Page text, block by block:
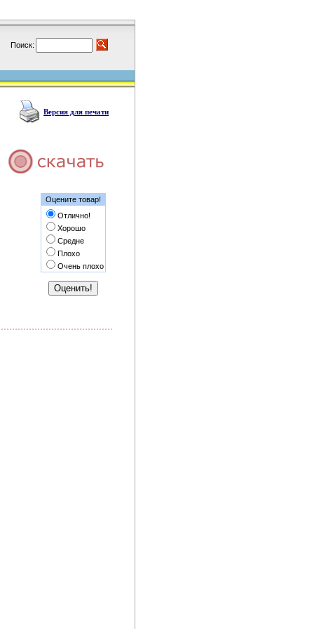
Поиск:
Версия для печати
Оцените товар!
Отлично!
Хорошо
Средне
Плохо
Очень плохо